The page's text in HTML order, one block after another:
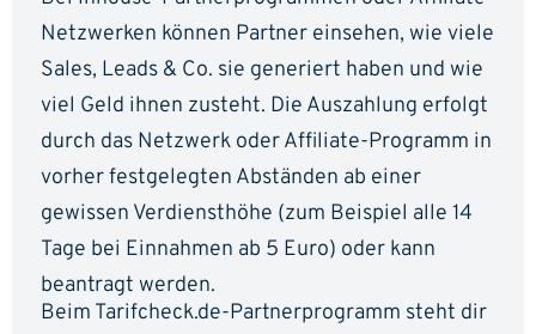
Netzwerken können Partner einsehen, wie viele
Sales, Leads & Co. sie generiert haben und wie
viel Geld ihnen zusteht. Die Auszahlung erfolgt
durch das Netzwerk oder Affiliate-Programm in
vorher festgelegten Abständen ab einer
gewissen Verdiensthöhe (zum Beispiel alle 14
Tage bei Einnahmen ab 5 Euro) oder kann
beantragt werden.
Beim Tarifcheck.de-Partnerprogramm steht dir